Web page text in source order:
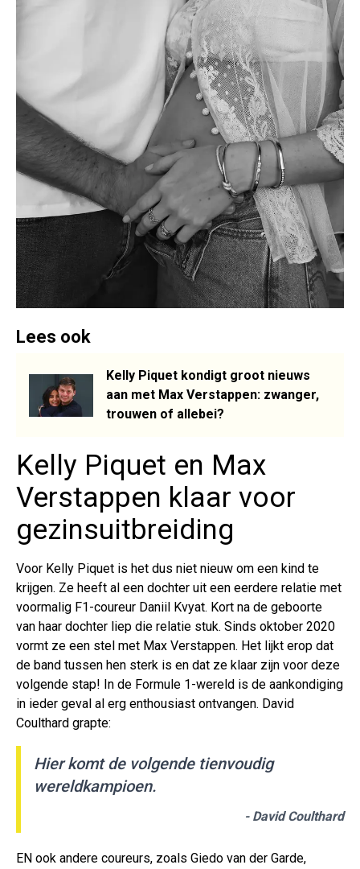
Lees ook
Kelly Piquet kondigt groot nieuws
aan met Max Verstappen: zwanger,
trouwen of allebei?
Kelly Piquet en Max
Verstappen klaar voor
gezinsuitbreiding
Voor Kelly Piquet is het dus niet nieuw om een kind te
krijgen. Ze heeft al een dochter uit een eerdere relatie met
voormalig F1-coureur Daniil Kvyat. Kort na de geboorte
van haar dochter liep die relatie stuk. Sinds oktober 2020
vormt ze een stel met Max Verstappen. Het lijkt erop dat
de band tussen hen sterk is en dat ze klaar zijn voor deze
volgende stap! In de Formule 1-wereld is de aankondiging
in ieder geval al erg enthousiast ontvangen. David
Coulthard grapte:
Hier komt de volgende tienvoudig
wereldkampioen.
- David Coulthard
EN ook andere coureurs, zoals Giedo van der Garde,